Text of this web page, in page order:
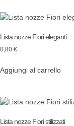
Lista nozze Fiori eleganti
0,80 €
Aggiungi al carrello
Lista nozze Fiori stilizzati